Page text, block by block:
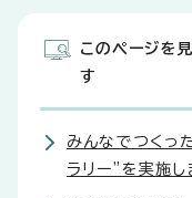
このページを
す
みんなでつくっ
ラリー”を実施し